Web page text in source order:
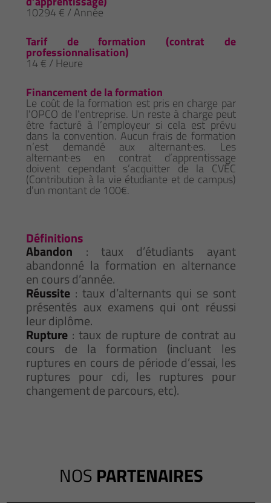
10294 € / Année
Tarif de formation (contrat de
professionnalisation)
14 € / Heure
Financement de la formation
Le coût de la formation est pris en charge par
l'OPCO de l'entreprise. Un reste à charge peut
être facturé à l’employeur si cela est prévu
dans la convention. Aucun frais de formation
n’est demandé aux alternant·es. Les
alternant·es en contrat d’apprentissage
doivent cependant s’acquitter de la CVEC
(Contribution à la vie étudiante et de campus)
d’un montant de 100€.
Définitions
Abandon : taux d’étudiants ayant
abandonné la formation en alternance
en cours d’année.
Réussite : taux d’alternants qui se sont
présentés aux examens qui ont réussi
leur diplôme.
Rupture : taux de rupture de contrat au
cours de la formation (incluant les
ruptures en cours de période d’essai, les
ruptures pour cdi, les ruptures pour
changement de parcours, etc).
NOS PARTENAIRES